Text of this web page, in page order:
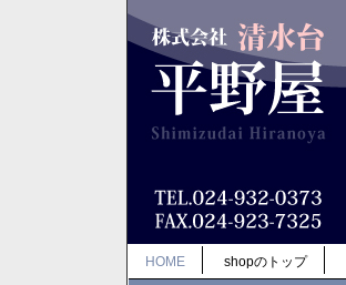
HOME shopのトップ